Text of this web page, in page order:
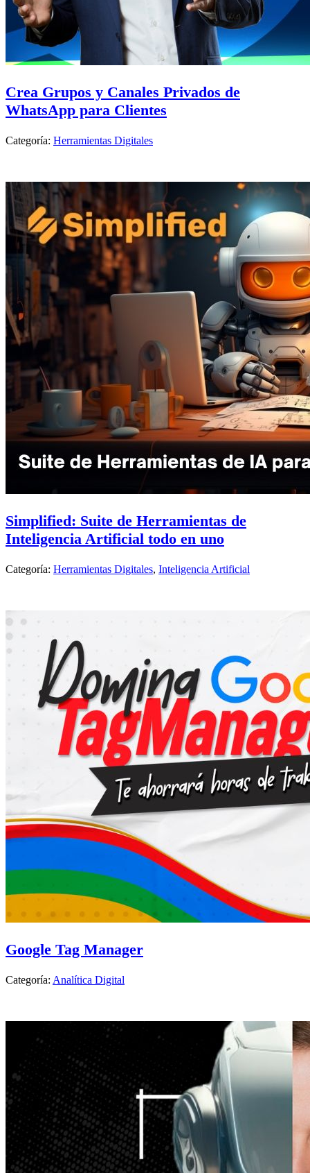
Crea Grupos y Canales Privados de
WhatsApp para Clientes
Categoría: Herramientas Digitales
Simplified: Suite de Herramientas de
Inteligencia Artificial todo en uno
Categoría: Herramientas Digitales, Inteligencia Artificial
Google Tag Manager
Categoría: Analítica Digital